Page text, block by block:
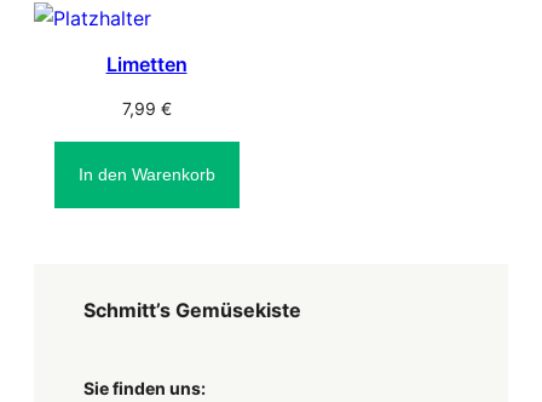
Limetten
7,99 €
In den Warenkorb
Schmitt’s Gemüsekiste
Sie finden uns: